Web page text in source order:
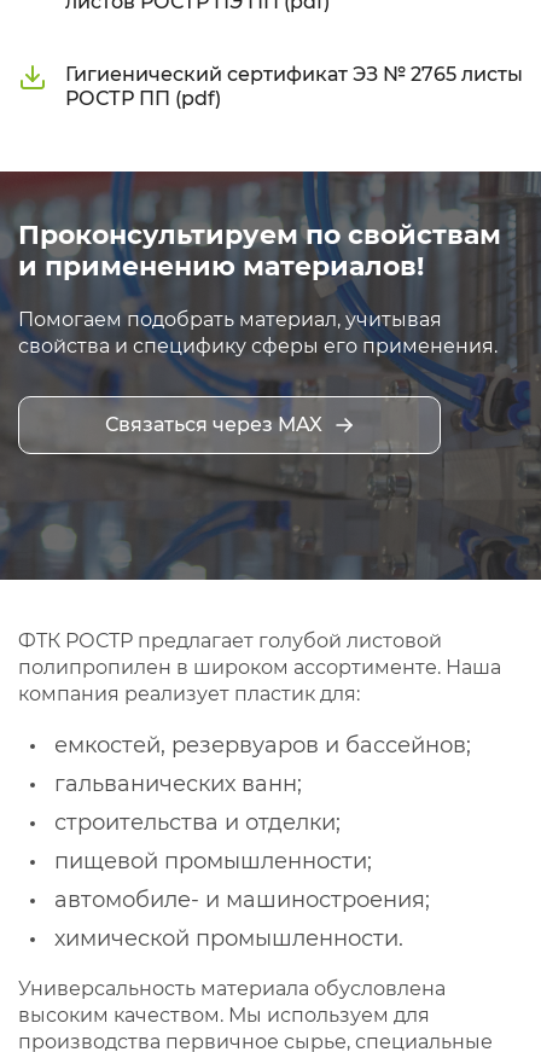
Гигиенический сертификат ЭЗ № 2765 листы
РОСТР ПП (pdf)
Проконсультируем по свойствам
и применению материалов!
Помогаем подобрать материал, учитывая
свойства и специфику сферы его применения.
Связаться через MAX
ФТК РОСТР предлагает голубой листовой
полипропилен в широком ассортименте. Наша
компания реализует пластик для:
емкостей, резервуаров и бассейнов;
гальванических ванн;
строительства и отделки;
пищевой промышленности;
автомобиле- и машиностроения;
химической промышленности.
Универсальность материала обусловлена
высоким качеством. Мы используем для
производства первичное сырье, специальные